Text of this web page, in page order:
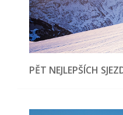
PĚT NEJLEPŠÍCH